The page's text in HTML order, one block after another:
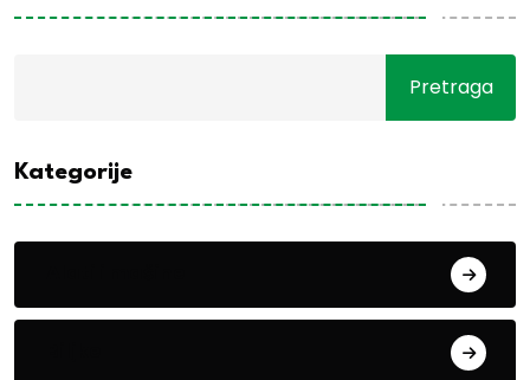
Pretraga
Kategorije